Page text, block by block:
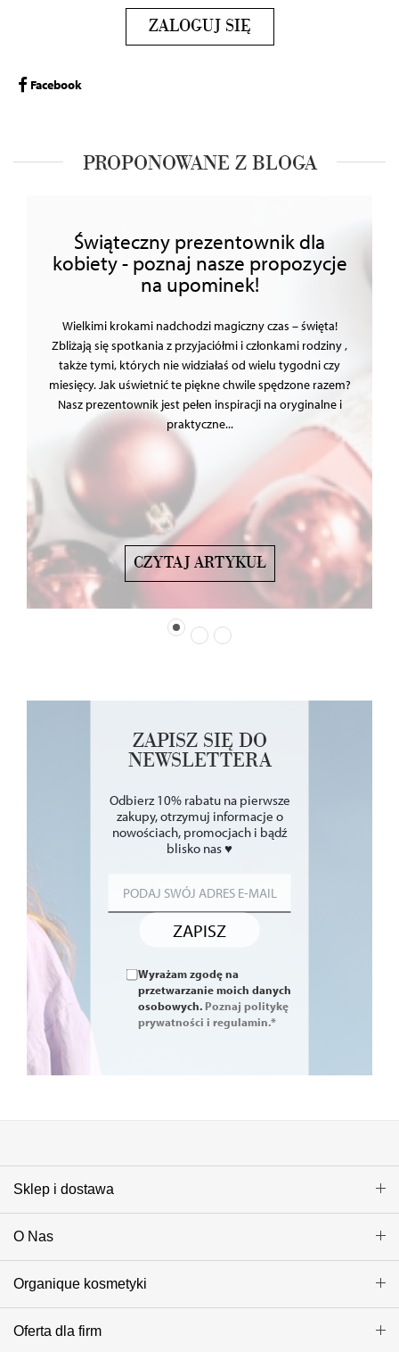
ZALOGUJ SIĘ
Facebook
PROPONOWANE Z BLOGA
Świąteczny prezentownik dla
kobiety - poznaj nasze propozycje
na upominek!
Wielkimi krokami nadchodzi magiczny czas – święta!
Zbliżają się spotkania z przyjaciółmi i członkami rodziny ,
także tymi, których nie widziałaś od wielu tygodni czy
miesięcy. Jak uświetnić te piękne chwile spędzone razem?
Nasz prezentownik jest pełen inspiracji na oryginalne i
praktyczne...
CZYTAJ ARTYKUŁ
ZAPISZ SIĘ DO
NEWSLETTERA
Odbierz 10% rabatu na pierwsze
zakupy, otrzymuj informacje o
nowościach, promocjach i bądź
blisko nas ♥
ZAPISZ
Wyrażam zgodę na
przetwarzanie moich danych
osobowych. Poznaj politykę
prywatności i regulamin.*
Sklep i dostawa
O Nas
Organique kosmetyki
Oferta dla firm